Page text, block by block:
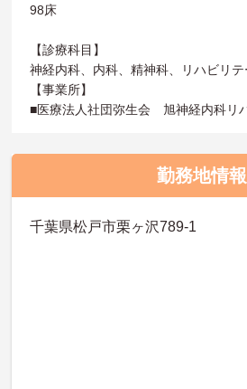
98床
【診療科目】
神経内科、内科、精神科、リハビリ
【事業所】
■医療法人社団弥生会 旭神経内科リ
勤務地情報
千葉県松戸市栗ヶ沢789-1